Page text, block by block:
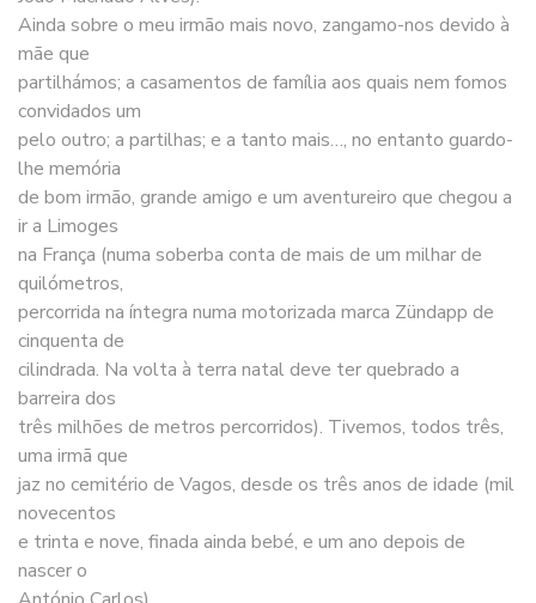
Ainda sobre o meu irmão mais novo, zangamo-nos devido à
mãe que
partilhámos; a casamentos de família aos quais nem fomos
convidados um
pelo outro; a partilhas; e a tanto mais…, no entanto guardo-
lhe memória
de bom irmão, grande amigo e um aventureiro que chegou a
ir a Limoges
na França (numa soberba conta de mais de um milhar de
quilómetros,
percorrida na íntegra numa motorizada marca Zündapp de
cinquenta de
cilindrada. Na volta à terra natal deve ter quebrado a
barreira dos
três milhões de metros percorridos). Tivemos, todos três,
uma irmã que
jaz no cemitério de Vagos, desde os três anos de idade (mil
novecentos
e trinta e nove, finada ainda bebé, e um ano depois de
nascer o